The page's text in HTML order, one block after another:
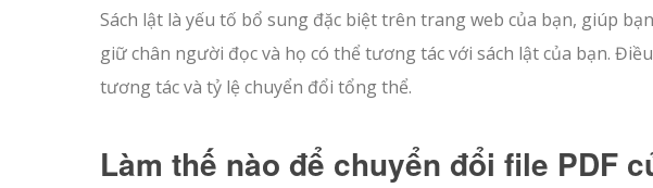
Sách lật là yếu tố bổ sung đặc biệt trên trang web của bạn, giúp
giữ chân người đọc và họ có thể tương tác với sách lật của bạn.
tương tác và tỷ lệ chuyển đổi tổng thể.
Làm thế nào để chuyển đổi file PDF